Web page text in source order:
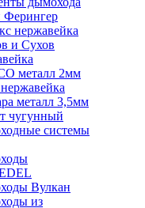
Ферингер
нержавейка
и Сухов
металл 2мм
металл 3,5мм
чугунный
системы
Вулкан
из